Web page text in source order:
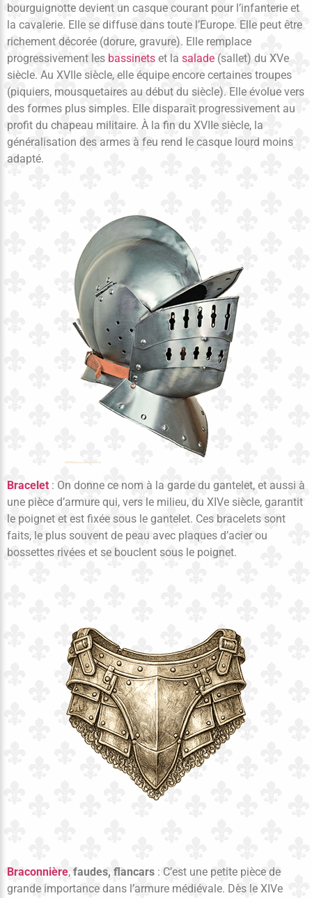
bourguignotte devient un casque courant pour l’infanterie et
la cavalerie. Elle se diffuse dans toute l’Europe. Elle peut être
richement décorée (dorure, gravure). Elle remplace
progressivement les bassinets et la salade (sallet) du XVe
siècle. Au XVIIe siècle, elle équipe encore certaines troupes
(piquiers, mousquetaires au début du siècle). Elle évolue vers
des formes plus simples. Elle disparaît progressivement au
profit du chapeau militaire. À la fin du XVIIe siècle, la
généralisation des armes à feu rend le casque lourd moins
adapté.
Bracelet : On donne ce nom à la garde du gantelet, et aussi à
une pièce d’armure qui, vers le milieu, du XIVe siècle, garantit
le poignet et est fixée sous le gantelet. Ces bracelets sont
faits, le plus souvent de peau avec plaques d’acier ou
bossettes rivées et se bouclent sous le poignet.
Braconnière, faudes, flancars : C’est une petite pièce de
grande importance dans l’armure médiévale. Dès le XIVe